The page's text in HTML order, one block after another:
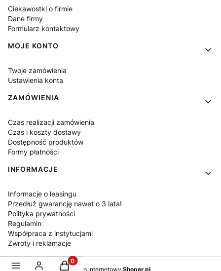
Ciekawostki o firmie
Dane firmy
Formularz kontaktowy
MOJE KONTO
Twoje zamówienia
Ustawienia konta
ZAMÓWIENIA
Czas realizacji zamówienia
Czas i koszty dostawy
Dostępność produktów
Formy płatności
INFORMACJE
Informacje o leasingu
Przedłuż gwarancję nawet o 3 lata!
Polityka prywatności
Regulamin
Współpraca z instytucjami
Zwroty i reklamacje
Sklep internetowy Shoper.pl
Produkty w koszyku: 0. Zobacz szczegóły